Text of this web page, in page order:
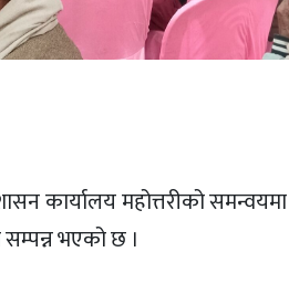
कार्यालय महोत्तरीको
भएको छ ।